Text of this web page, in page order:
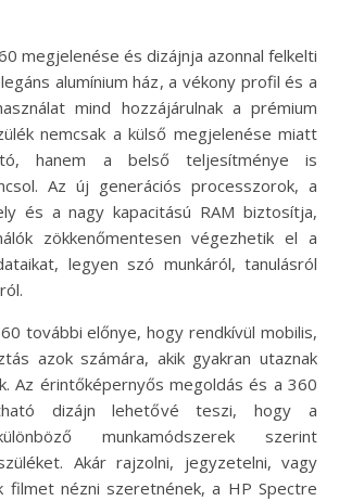
megjelenése és dizájnja azonnal felkelti
alumínium ház, a vékony profil és a
mind hozzájárulnak a prémium
nemcsak a külső megjelenése miatt
hanem a belső teljesítménye is
Az új generációs processzorok, a
és a nagy kapacitású RAM biztosítja,
zökkenőmentesen végezhetik el a
legyen szó munkáról, tanulásról
további előnye, hogy rendkívül mobilis,
azok számára, akik gyakran utaznak
Az érintőképernyős megoldás és a 360
dizájn lehetővé teszi, hogy a
munkamódszerek szerint
Akár rajzolni, jegyzetelni, vagy
filmet nézni szeretnének, a HP Spectre